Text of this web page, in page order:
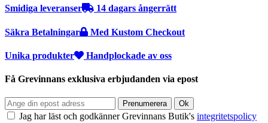
Smidiga leveranser 14 dagars ångerrätt
Säkra Betalningar Med Kustom Checkout
Unika produkter Handplockade av oss
Få Grevinnans exklusiva erbjudanden via epost
Jag har läst och godkänner Grevinnans Butik's integritetspolicy